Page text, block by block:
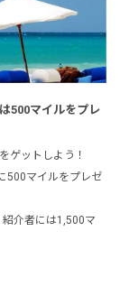
500マイルをプレ
ゲットしよう！
500マイルをプレゼ
介者には1,500マ